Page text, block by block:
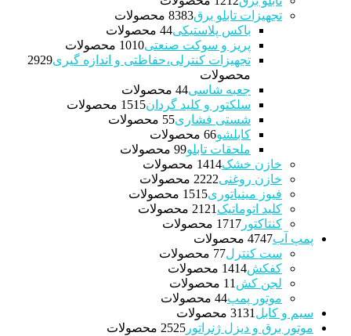
تجهیزات تابلو برق
8383 محصولات
باکس پلاستیکی 44 محصولات
پریز و سوکت صنعتی
1010 محصولات
تجهیزات کنترلی،حفاظتی و اندازه گیری
2929
محصولات
جعبه شاسی 44 محصولات
سلکتور و کلید گردان
1515 محصولات
شستی فشاری 55 محصولات
کابلشو 66 محصولات
ملحقات تابلو 99 محصولات
خازن خشک
1414 محصولات
خازن روغنی
2222 محصولات
فیوز مینیاتوری
1515 محصولات
کلید اتوماتیک
21 21 محصولات
کنتاکتور
1717 محصولات
پمپ آب
4747 محصولات
ست کنترل 77 محصولات
کفکش
1414 محصولات
لجن کش
1 1 محصولات
موتور پمپ 44 محصولات
سیم و کابل
3131 محصولات
موتور برق و دیزل ژنراتور
2525 محصولات